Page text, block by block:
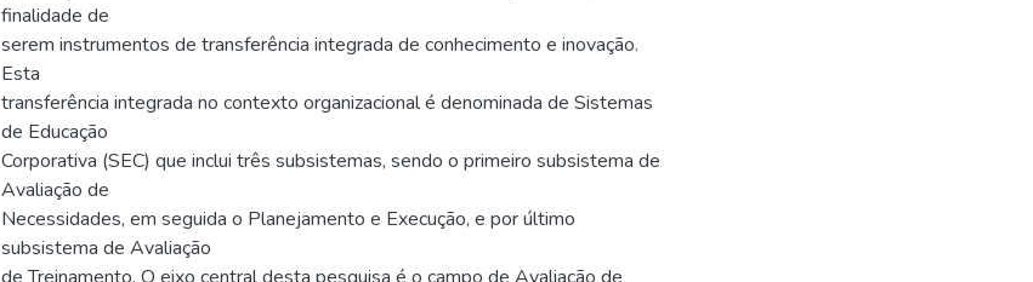
finalidade de
serem instrumentos de transferência integrada de conhecimento e inovação.
Esta
transferência integrada no contexto organizacional é denominada de Sistemas
de Educação
Corporativa (SEC) que inclui três subsistemas, sendo o primeiro subsistema de
Avaliação de
Necessidades, em seguida o Planejamento e Execução, e por último
subsistema de Avaliação
de Treinamento. O eixo central desta pesquisa é o campo de Avaliação de